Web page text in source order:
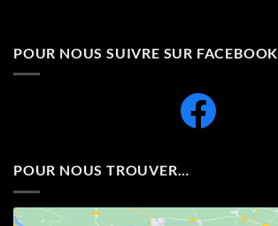
POUR NOUS SUIVRE SUR FACEBOOK
POUR NOUS TROUVER…